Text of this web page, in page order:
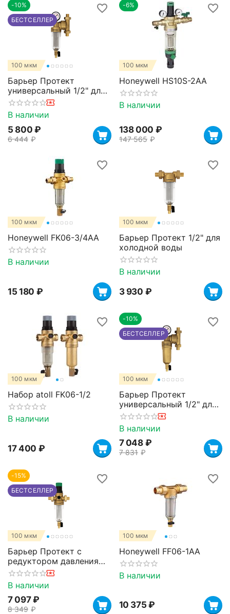
100 мкм
-10%
БЕСТСЕЛЛЕР
Барьер Протект
универсальный 1/2" для
холодной воды
В наличии
5 800 ₽
6 444 ₽
100 мкм
-6%
Honeywell HS10S-2AA
В наличии
138 000 ₽
147 565 ₽
100 мкм
Honeywell FK06-3/4AA
В наличии
15 180 ₽
100 мкм
Барьер Протект 1/2" для
холодной воды
В наличии
3 930 ₽
100 мкм
Набор atoll FK06-1/2
В наличии
17 400 ₽
100 мкм
-10%
БЕСТСЕЛЛЕР
Барьер Протект
универсальный 1/2" для
горячей воды
В наличии
7 048 ₽
7 831 ₽
100 мкм
-15%
БЕСТСЕЛЛЕР
Барьер Протект с
редуктором давления
1/2" для холодной воды
В наличии
7 097 ₽
8 349 ₽
100 мкм
Honeywell FF06-1AA
В наличии
10 375 ₽